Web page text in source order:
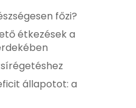
főzi?
étkezések a
állapotot: a